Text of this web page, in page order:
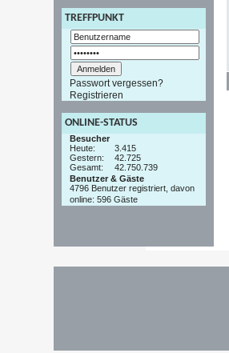
TREFFPUNKT
Passwort vergessen?
Registrieren
ONLINE-STATUS
Besucher
Heute:
3.415
Gestern:
42.725
Gesamt:
42.750.739
Benutzer & Gäste
4796 Benutzer registriert, davon
online: 596 Gäste